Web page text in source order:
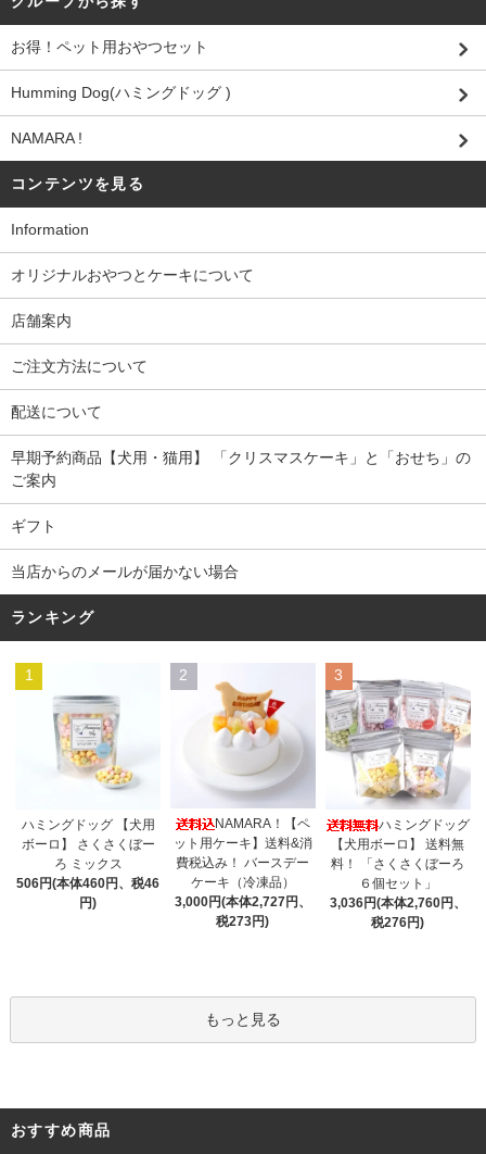
お得！ペット用おやつセット
Humming Dog(ハミングドッグ )
NAMARA !
コンテンツを見る
Information
オリジナルおやつとケーキについて
店舗案内
ご注文方法について
配送について
早期予約商品【犬用・猫用】 「クリスマスケーキ」と「おせち」の
ご案内
ギフト
当店からのメールが届かない場合
ランキング
1
ハミングドッグ 【犬用
ボーロ】 さくさくぼー
ろ ミックス
506円(本体460円、税46
円)
2
NAMARA！【ペ
ット用ケーキ】送料&消
費税込み！ バースデー
ケーキ（冷凍品）
3,000円(本体2,727円、
税273円)
3
ハミングドッグ
【犬用ボーロ】 送料無
料！ 「さくさくぼーろ
６個セット」
3,036円(本体2,760円、
税276円)
もっと見る
おすすめ商品